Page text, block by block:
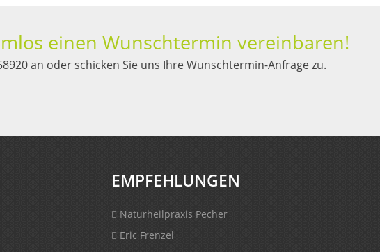
einen Wunschtermin vereinbaren!
an oder schicken Sie uns Ihre Wunschtermin-Anfrage zu.
EMPFEHLUNGEN
Naturheilpraxis Pecher
Eric Frenzel